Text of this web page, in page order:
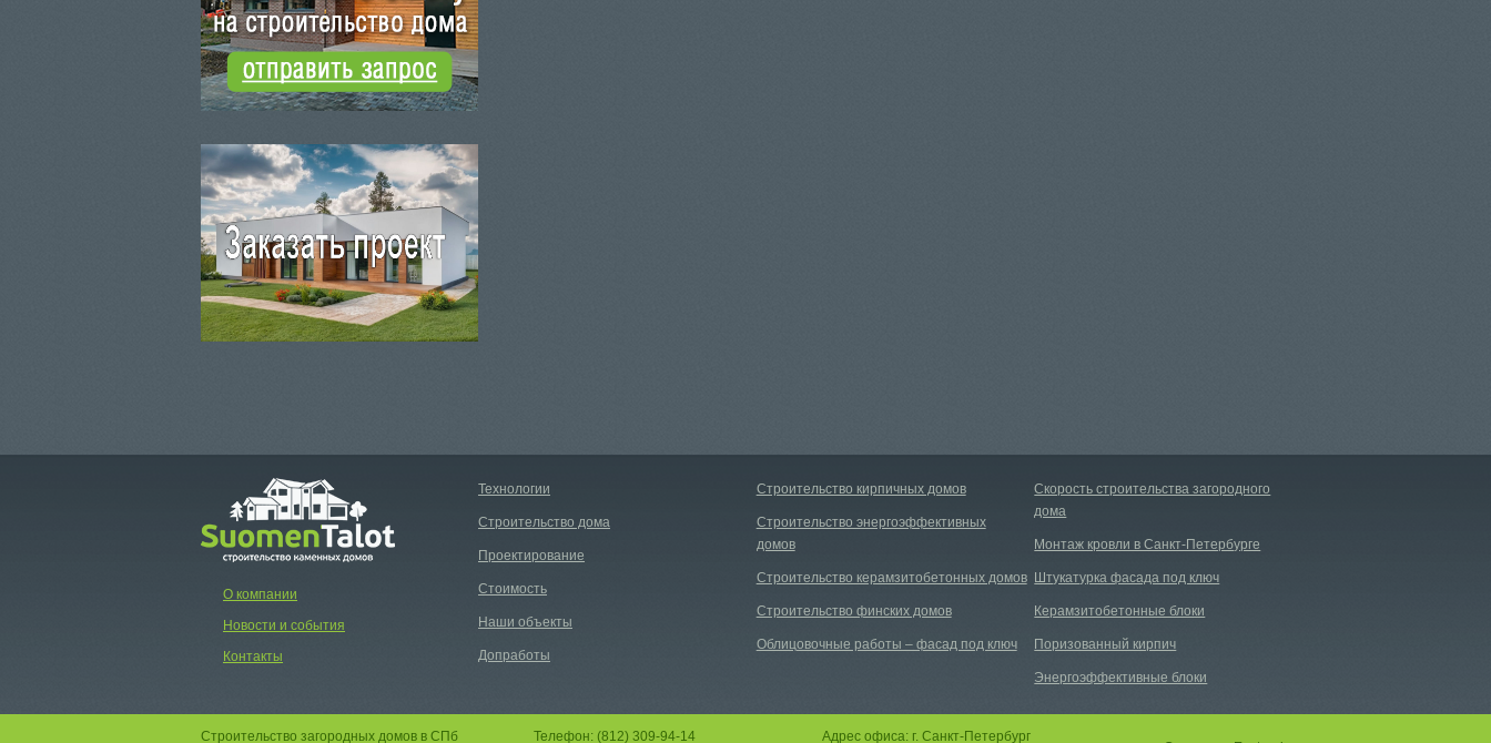
О компании
Новости и события
Контакты
Технологии
Строительство дома
Проектирование
Стоимость
Наши объекты
Допработы
Строительство кирпичных домов
Строительство энергоэффективных
домов
Строительство керамзитобетонных домов
Строительство финских домов
Облицовочные работы – фасад под ключ
Скорость строительства загородного
дома
Монтаж кровли в Санкт-Петербурге
Штукатурка фасада под ключ
Керамзитобетонные блоки
Поризованный кирпич
Энергоэффективные блоки
Строительство загородных домов в СПб Телефон: (812) 309-94-14 Адрес офиса: г. Санкт-Петербург